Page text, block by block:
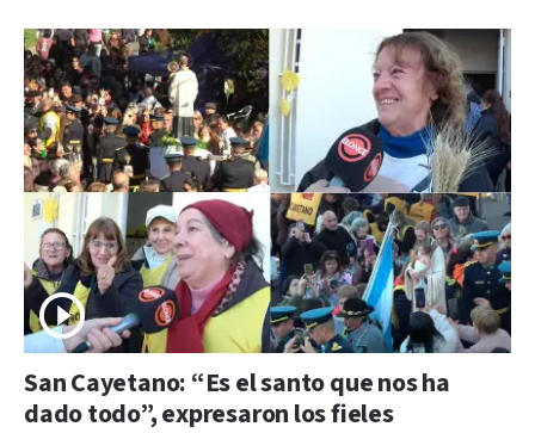
San Cayetano: “Es el santo que nos ha
dado todo”, expresaron los fieles